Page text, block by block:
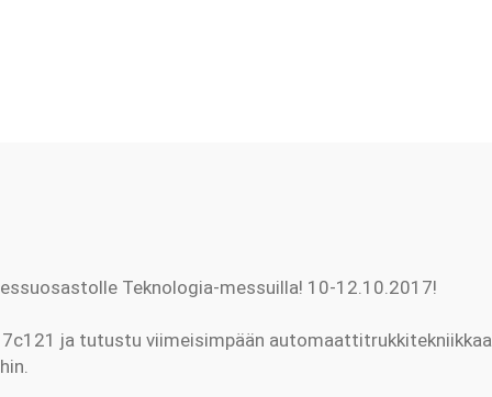
Teknologia-messuilla! 10-12.10.2017!
ja tutustu viimeisimpään